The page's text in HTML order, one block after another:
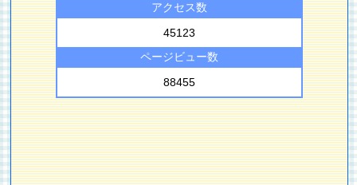
アクセス数
45123
ページビュー数
88455